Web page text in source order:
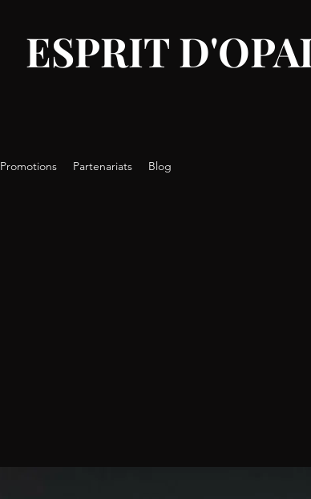
ESPRIT
Promotions Partenariats Blog